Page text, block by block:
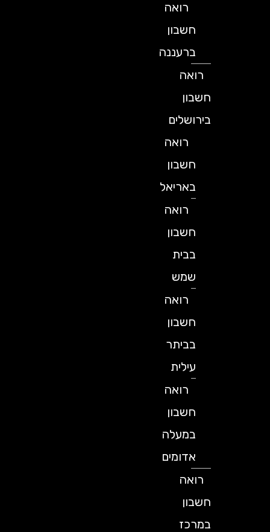
רואה
חשבון
ברעננה
רואה
חשבון
בירושלים
רואה
חשבון
באריאל
רואה
חשבון
בבית
שמש
רואה
חשבון
בביתר
עילית
רואה
חשבון
במעלה
אדומים
רואה
חשבון
במרכז